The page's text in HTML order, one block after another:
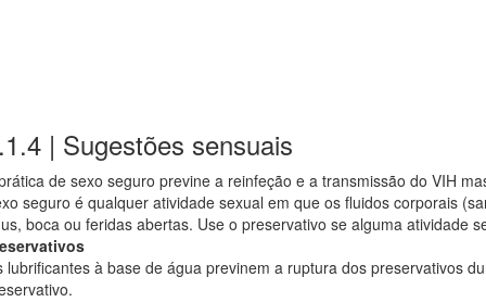
| Sugestões sensuais
de sexo seguro previne a reinfeção e a transmissão do VIH
seguro é qualquer atividade sexual em que os fluidos corporais
boca ou feridas abertas. Use o preservativo se alguma atividade
lubrificantes à base de água previnem a ruptura dos preservativos